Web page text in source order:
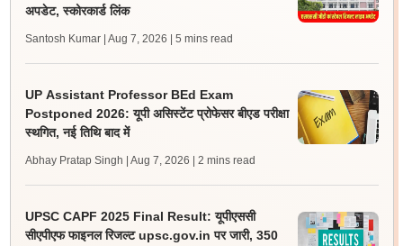
अपडेट, स्कोरकार्ड लिंक
Santosh Kumar | Aug 7, 2026 | 5 mins read
UP Assistant Professor BEd Exam
Postponed 2026: यूपी असिस्टेंट प्रोफेसर बीएड परीक्षा
स्थगित, नई तिथि बाद में
Abhay Pratap Singh | Aug 7, 2026 | 2 mins read
UPSC CAPF 2025 Final Result: यूपीएससी
सीएपीएफ फाइनल रिजल्ट upsc.gov.in पर जारी, 350